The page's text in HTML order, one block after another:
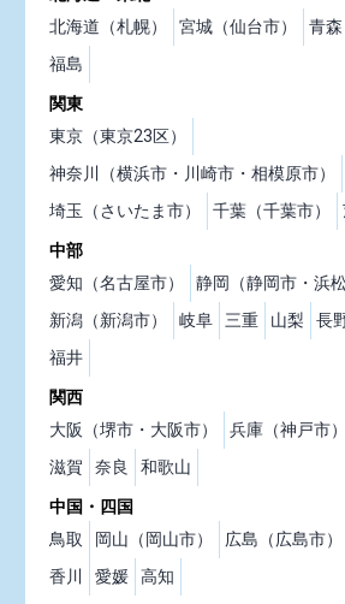
北海道（札幌）
宮城（仙台市） 青森
福島
関東
東京（東京23区）
神奈川（横浜市・川崎市・相模原市）
埼玉（さいたま市）
千葉（千葉市）
中部
愛知（名古屋市）
静岡（静岡市・浜松
新潟（新潟市）
岐阜 三重 山梨 長
福井
関西
大阪（堺市・大阪市）
兵庫（神戸市）
滋賀
奈良 和歌山
中国・四国
鳥取
岡山（岡山市） 広島（広島市）
香川
愛媛 高知